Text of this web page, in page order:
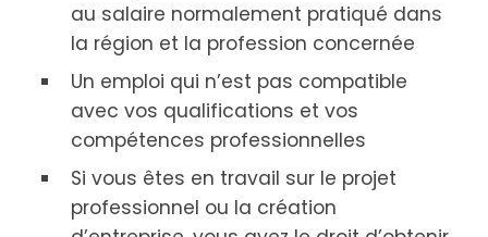
au salaire normalement pratiqué dans
la région et la profession concernée
Un emploi qui n’est pas compatible
avec vos qualifications et vos
compétences professionnelles
Si vous êtes en travail sur le projet
professionnel ou la création